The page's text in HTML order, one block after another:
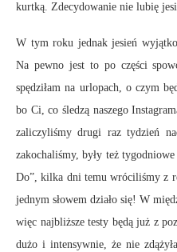
kurtką. Zdecydowanie nie lubię
W tym roku jednak jesień
Na pewno jest to po części
spędziłam na urlopach, o czym
bo Ci, co śledzą naszego
zaliczyliśmy drugi raz tydzień
zakochaliśmy, były też
Do”, kilka dni temu wróciliśmy z
jednym słowem działo się! W
więc najbliższe testy będą już z
dużo i intensywnie, że nie